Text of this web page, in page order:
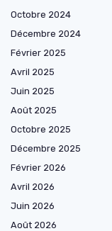
Octobre 2024
Décembre 2024
Février 2025
Avril 2025
Juin 2025
Août 2025
Octobre 2025
Décembre 2025
Février 2026
Avril 2026
Juin 2026
Août 2026